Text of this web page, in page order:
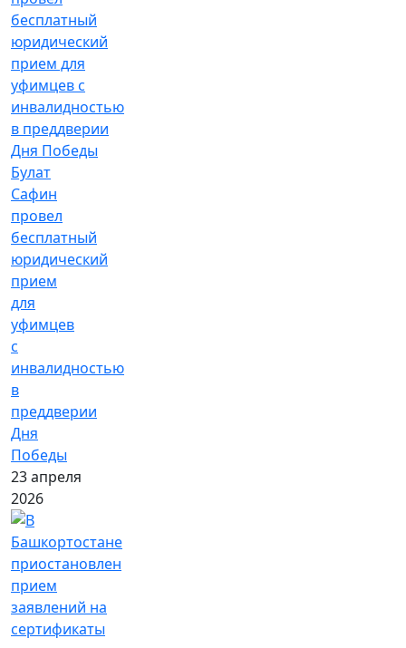
Булат
Сафин
провел
бесплатный
юридический
прием
для
уфимцев
с
инвалидностью
в
преддверии
Дня
Победы
23 апреля
2026